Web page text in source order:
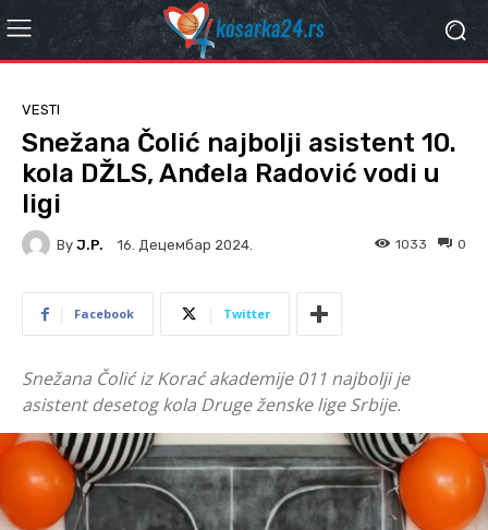
VESTI
Snežana Čolić najbolji asistent 10.
kola DŽLS, Anđela Radović vodi u
ligi
By J.P. 16. Децембар 2024. 0
1033
Facebook Twitter
Snežana Čolić iz Korać akademije 011 najbolji je
asistent desetog kola Druge ženske lige Srbije.